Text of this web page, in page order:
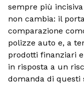
sempre più
non cambia: il
comparazione
polizze auto e, a
prodotti finanziari
in risposta a un
domanda di questi